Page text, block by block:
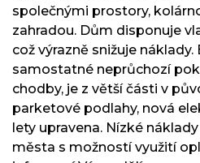
společnými prostory,
zahradou. Dům disponuje
což výrazně snižuje
samostatné neprůchozí
chodby, je z větší části v
parketové podlahy, nová
lety upravena. Nízké
města s možností využití